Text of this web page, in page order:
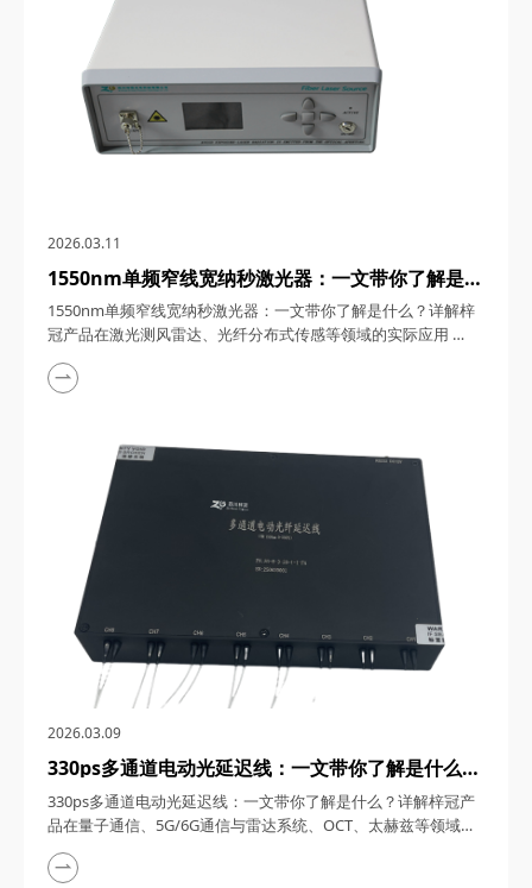
2026.03.11
1550nm单频窄线宽纳秒激光器：一文带你了解是什
么？详解梓冠产品在激光测风雷达、光纤分布式传感
等领域的实际应用
1550nm单频窄线宽纳秒激光器：一文带你了解是什么？详解梓
冠产品在激光测风雷达、光纤分布式传感等领域的实际应用
1550nm单频窄线宽纳秒激光器，在激光技术的浩瀚星空中，犹
如一颗璀璨的明星，以其独特的光学特性和广泛的应用领域，吸
越的性能和稳定的表现，成为了市场上的热门之...
2026.03.09
330ps多通道电动光延迟线：一文带你了解是什么？
详解梓冠产品在量子通信、5G/6G通信与雷达系
统、OCT、太赫兹等领域的实际应用
330ps多通道电动光延迟线：一文带你了解是什么？详解梓冠产
品在量子通信、5G/6G通信与雷达系统、OCT、太赫兹等领域的
实际应用 330ps多通道电动光延迟线，在光通信与光电子技术的
飞速发展中，凭借其高精度、多通道、可调可控等特性，在量子